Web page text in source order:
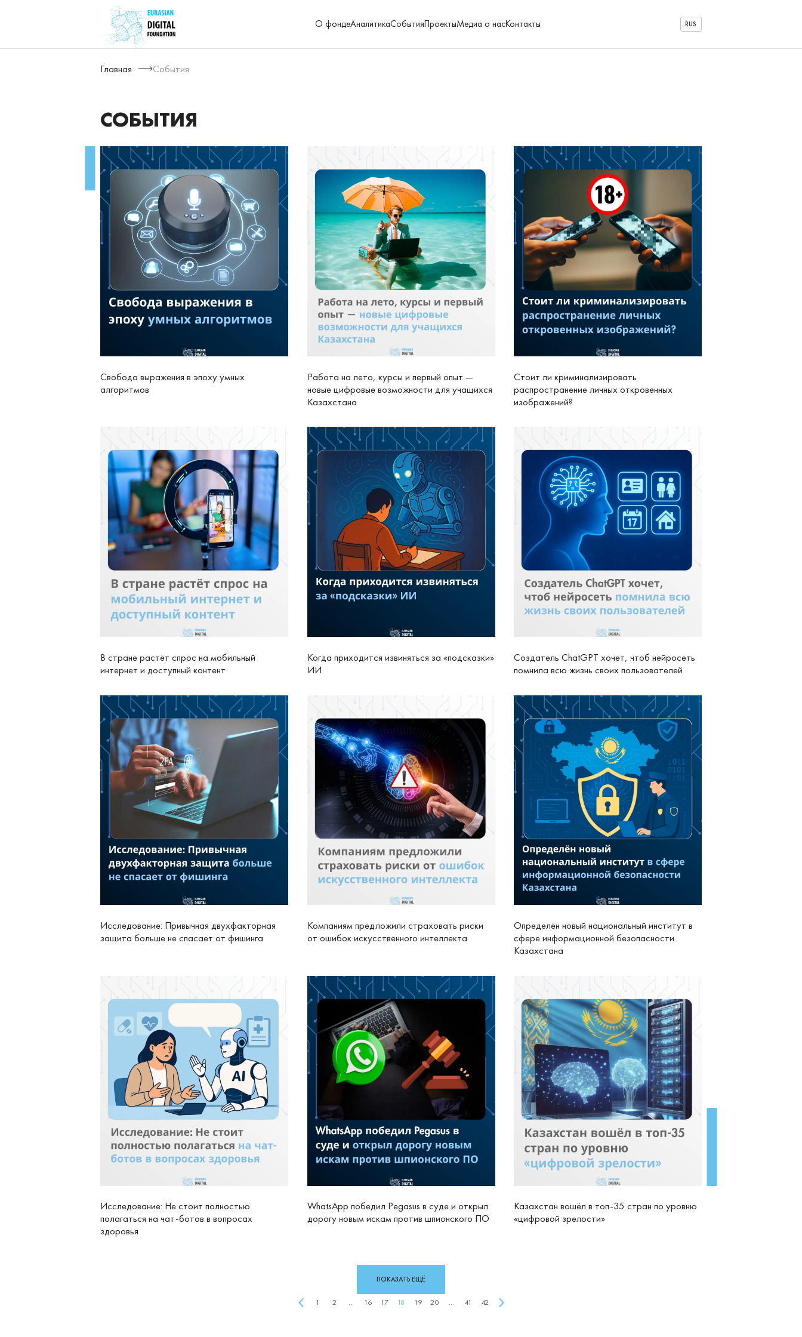
О фондеАналитикаСобытияПроектыМедиа о насКонтакты RUS
Главная События
СОБЫТИЯ
Свобода выражения в эпоху умных
алгоритмов
Работа на лето, курсы и первый опыт —
новые цифровые возможности для учащихся
Казахстана
Стоит ли криминализировать
распространение личных откровенных
изображений?
В стране растёт спрос на мобильный
интернет и доступный контент
Когда приходится извиняться за «подсказки»
ИИ
Создатель ChatGPT хочет, чтоб нейросеть
помнила всю жизнь своих пользователей
Исследование: Привычная двухфакторная
защита больше не спасает от фишинга
Компаниям предложили страховать риски
от ошибок искусственного интеллекта
Определён новый национальный институт в
сфере информационной безопасности
Казахстана
Исследование: Не стоит полностью
полагаться на чат-ботов в вопросах
здоровья
WhatsApp победил Pegasus в суде и открыл
дорогу новым искам против шпионского ПО
Казахстан вошёл в топ-35 стран по уровню
«цифровой зрелости»
1 2 ... 16 17 18 19 20 ... 41 42
ПОКАЗАТЬ ЕЩЁ